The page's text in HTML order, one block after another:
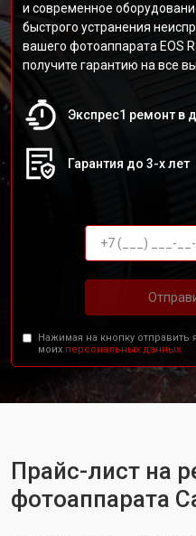
и современное
быстрого устранения
вашего фотоаппарата EOS
получите гарантию на все
Экспрес1 ремонт в
Гарантия до 3-х лет
Нажимая на кнопку отправить
моих персональных данных.
Прайс-лист на
фотоаппарата